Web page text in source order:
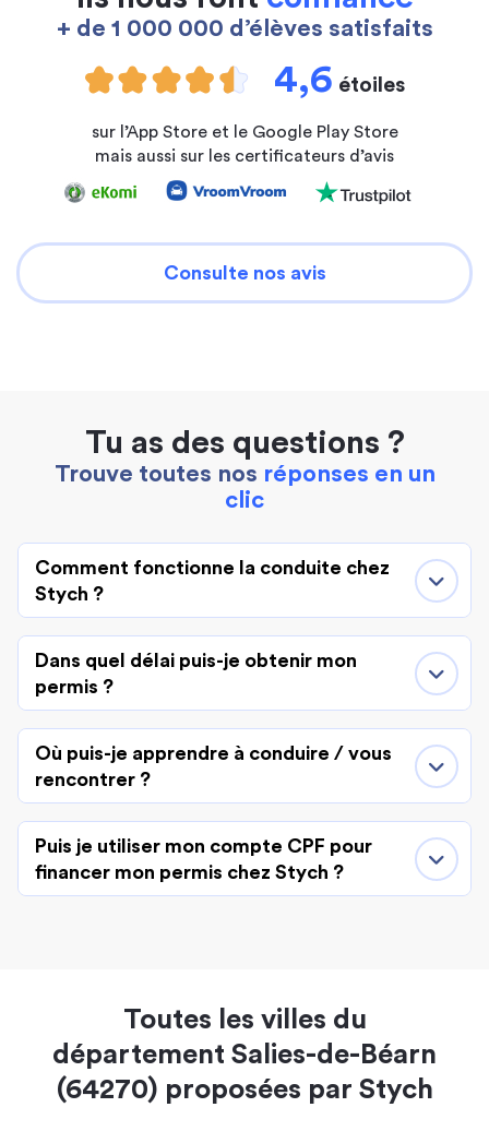
+ de 1 000 000 d’élèves satisfaits
4,6 étoiles
sur l’App Store et le Google Play Store
mais aussi sur les certificateurs d’avis
Consulte nos avis
Tu as des questions ?
Trouve toutes nos réponses en un
clic
Comment fonctionne la conduite chez
Stych ?
Dans quel délai puis-je obtenir mon
permis ?
Où puis-je apprendre à conduire / vous
rencontrer ?
Puis je utiliser mon compte CPF pour
financer mon permis chez Stych ?
Toutes les villes du
département Salies-de-Béarn
(64270) proposées par Stych